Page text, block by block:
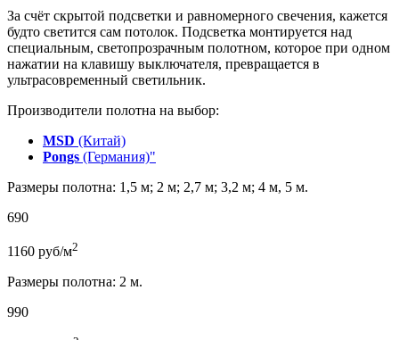
За счёт скрытой подсветки и равномерного свечения, кажется
будто светится сам потолок. Подсветка монтируется над
специальным, светопрозрачным полотном, которое при одном
нажатии на клавишу выключателя, превращается в
ультрасовременный светильник.
Производители полотна на выбор:
MSD (Китай)
Pongs (Германия)"
Размеры полотна: 1,5 м; 2 м; 2,7 м; 3,2 м; 4 м, 5 м.
690
1160 руб/м2
Размеры полотна: 2 м.
990